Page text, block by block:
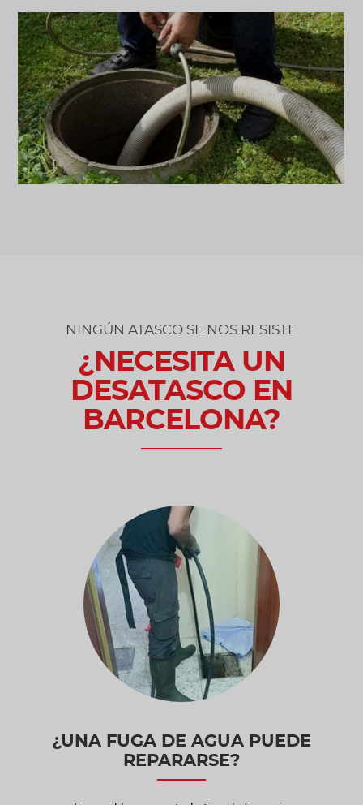
NINGÚN ATASCO SE NOS RESISTE
¿NECESITA UN
DESATASCO EN
BARCELONA?
¿UNA FUGA DE AGUA PUEDE
REPARARSE?